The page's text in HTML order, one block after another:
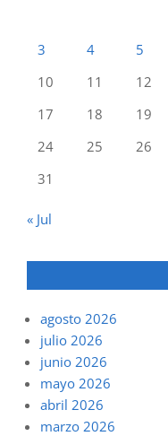
3
4 5
10
11 12
17
18 19
24
25 26
31
« Jul
agosto 2026
julio 2026
junio 2026
mayo 2026
abril 2026
marzo 2026